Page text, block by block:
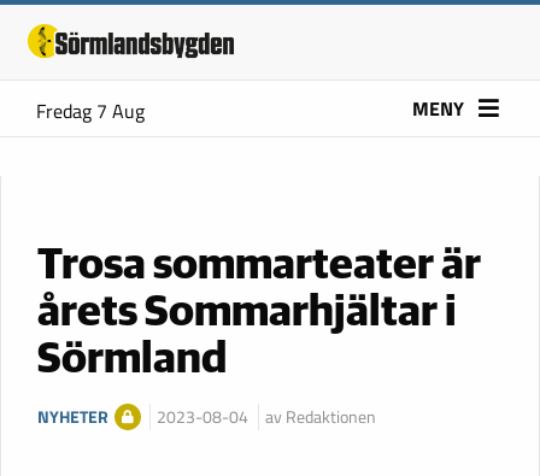
Fredag 7 Aug MENY
Trosa sommarteater är
årets Sommarhjältar i
Sörmland
NYHETER 2023-08-04 av Redaktionen